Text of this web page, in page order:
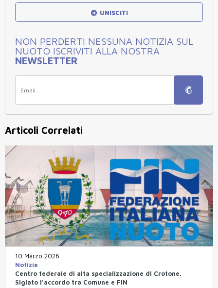
UNISCITI
NON PERDERTI NESSUNA NOTIZIA SUL
NUOTO ISCRIVITI ALLA NOSTRA
NEWSLETTER
Articoli Correlati
10 Marzo 2026
Notizie
Centro federale di alta specializzazione di Crotone.
Siglato l'accordo tra Comune e FIN